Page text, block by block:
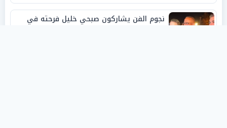
نجوم الفن يشاركون صبحي خليل فرحته في